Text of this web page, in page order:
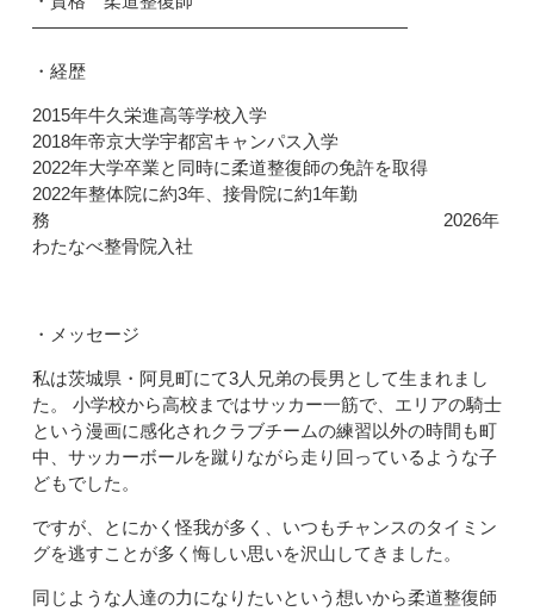
—————————————————————
・経歴
2015年牛久栄進高等学校入学
2018年帝京大学宇都宮キャンパス入学
2022年大学卒業と同時に柔道整復師の免許を取得
2022年整体院に約3年、接骨院に約1年勤
務 2026年
わたなべ整骨院入社
・メッセージ
私は茨城県・阿見町にて3人兄弟の長男として生まれまし
た。 小学校から高校まではサッカー一筋で、エリアの騎士
という漫画に感化されクラブチームの練習以外の時間も町
中、サッカーボールを蹴りながら走り回っているような子
どもでした。
ですが、とにかく怪我が多く、いつもチャンスのタイミン
グを逃すことが多く悔しい思いを沢山してきました。
同じような人達の力になりたいという想いから柔道整復師